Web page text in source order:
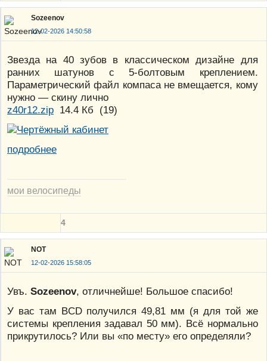
Sozeenov
12-02-2026 14:50:58
Звезда на 40 зубов в классическом дизайне для
ранних шатунов с 5-болтовым креплением.
Параметрический файл компаса не вмещается, кому
нужно — скину лично
z40r12.zip 14.4 Кб (19)
подробнее
мои велосипеды
4
NOT
12-02-2026 15:58:05
Увъ. Sozeenov, отличнейше! Большое спасибо!
У вас там BCD получился 49,81 мм (я для той же
системы крепления задавал 50 мм). Всё нормально
прикрутилось? Или вы «по месту» его определяли?